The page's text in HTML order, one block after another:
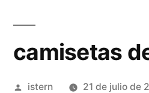
camisetas
Publicado
istern 21 de julio de